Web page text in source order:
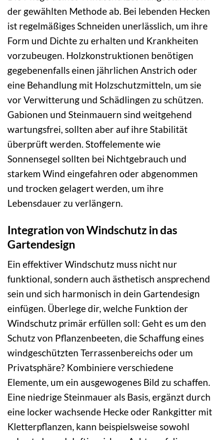
der gewählten Methode ab. Bei lebenden Hecken
ist regelmäßiges Schneiden unerlässlich, um ihre
Form und Dichte zu erhalten und Krankheiten
vorzubeugen. Holzkonstruktionen benötigen
gegebenenfalls einen jährlichen Anstrich oder
eine Behandlung mit Holzschutzmitteln, um sie
vor Verwitterung und Schädlingen zu schützen.
Gabionen und Steinmauern sind weitgehend
wartungsfrei, sollten aber auf ihre Stabilität
überprüft werden. Stoffelemente wie
Sonnensegel sollten bei Nichtgebrauch und
starkem Wind eingefahren oder abgenommen
und trocken gelagert werden, um ihre
Lebensdauer zu verlängern.
Integration von Windschutz in das
Gartendesign
Ein effektiver Windschutz muss nicht nur
funktional, sondern auch ästhetisch ansprechend
sein und sich harmonisch in dein Gartendesign
einfügen. Überlege dir, welche Funktion der
Windschutz primär erfüllen soll: Geht es um den
Schutz von Pflanzenbeeten, die Schaffung eines
windgeschützten Terrassenbereichs oder um
Privatsphäre? Kombiniere verschiedene
Elemente, um ein ausgewogenes Bild zu schaffen.
Eine niedrige Steinmauer als Basis, ergänzt durch
eine locker wachsende Hecke oder Rankgitter mit
Kletterpflanzen, kann beispielsweise sowohl